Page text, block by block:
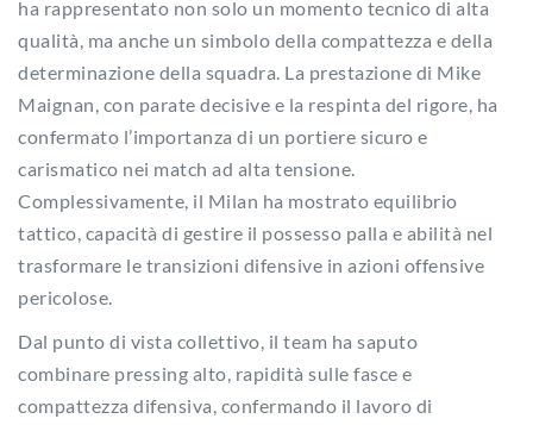
ha rappresentato non solo un momento tecnico di alta
qualità, ma anche un simbolo della compattezza e della
determinazione della squadra. La prestazione di Mike
Maignan, con parate decisive e la respinta del rigore, ha
confermato l’importanza di un portiere sicuro e
carismatico nei match ad alta tensione.
Complessivamente, il Milan ha mostrato equilibrio
tattico, capacità di gestire il possesso palla e abilità nel
trasformare le transizioni difensive in azioni offensive
pericolose.
Dal punto di vista collettivo, il team ha saputo
combinare pressing alto, rapidità sulle fasce e
compattezza difensiva, confermando il lavoro di